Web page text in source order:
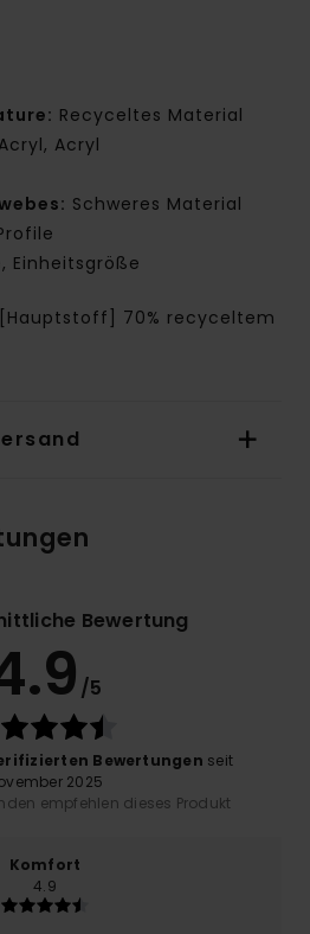
Recyceltes Material
Acryl
Schweres Material
Einheitsgröße
[Hauptstoff] 70% recyceltem
Bewertung
/5
Bewertungen seit
2025
empfehlen dieses Produkt
Komfort
4.9